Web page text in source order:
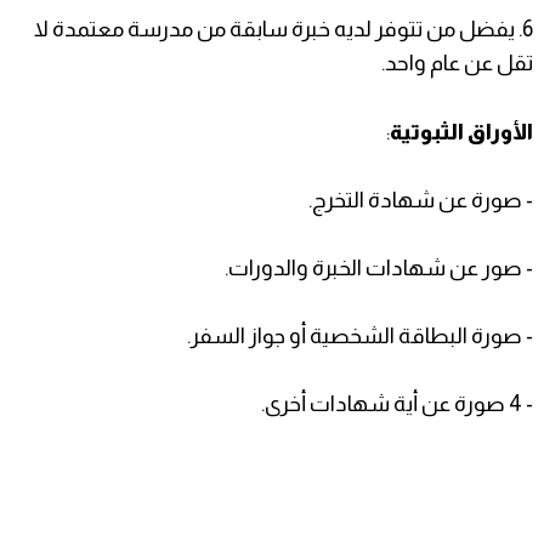
6. يفضل من تتوفر لديه خبرة سابقة من مدرسة معتمدة لا
تقل عن عام واحد.
الأوراق الثبوتية:
- صورة عن شهادة التخرج.
- صور عن شهادات الخبرة والدورات.
- صورة البطاقة الشخصية أو جواز السفر.
- 4 صورة عن أية شهادات أخرى.